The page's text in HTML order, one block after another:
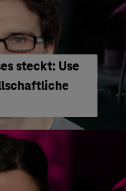
steckt: Use